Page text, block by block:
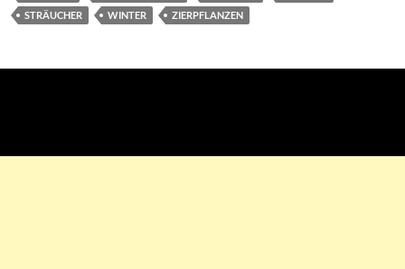
STRÄUCHER
WINTER ZIERPFLANZEN